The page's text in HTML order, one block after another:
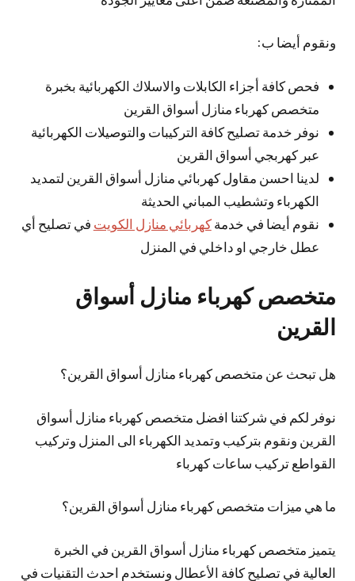
ونقوم أيضا ب:
فحص كافة أجزاء الكابلات والاسلاك الكهربائية بخبرة
متخصص كهرباء منازل أسواق القرين
نوفر خدمة تصليح كافة التركيبات والتوصيلات الكهربائية
عبر كهربجي أسواق القرين
لدينا احسن مقاول كهربائي منازل أسواق القرين لتمديد
الكهرباء وتشطيب المباني الحديثة
نقوم أيضا في خدمةكهربائي منازل الكويت في تصليح أي
عطل خارجي او داخلي في المنزل
متخصص كهرباء منازل أسواق
القرين
هل تبحث عن متخصص كهرباء منازل أسواق القرين؟
نوفر لكم في شركتنا افضل متخصص كهرباء منازل أسواق
القرين ونقوم بتركيب وتمديد الكهرباء الى المنزل وتركيب
القواطع تركيب ساعات كهرباء
ما هي ميزات متخصص كهرباء منازل أسواق القرين؟
يتميز متخصص كهرباء منازل أسواق القرين في الخبرة
العالية في تصليح كافة الأعطال ونستخدم احدث التقنيات في